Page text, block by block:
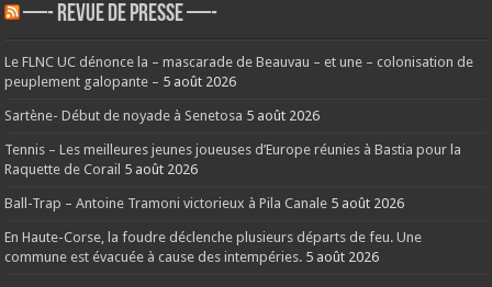
—- REVUE DE PRESSE —-
Le FLNC UC dénonce la – mascarade de Beauvau – et une – colonisation de
peuplement galopante – 5 août 2026
Sartène- Début de noyade à Senetosa 5 août 2026
Tennis – Les meilleures jeunes joueuses d’Europe réunies à Bastia pour la
Raquette de Corail 5 août 2026
Ball-Trap – Antoine Tramoni victorieux à Pila Canale 5 août 2026
En Haute-Corse, la foudre déclenche plusieurs départs de feu. Une
commune est évacuée à cause des intempéries. 5 août 2026